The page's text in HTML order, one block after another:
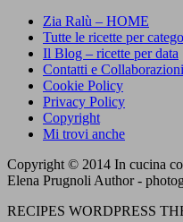
Zia Ralù – HOME
Tutte le ricette per
Il Blog – ricette per data
Contatti e Collaborazioni
Cookie Policy
Privacy Policy
Copyright
Mi trovi anche
Copyright © 2014 In cucina
Elena Prugnoli Author -
RECIPES WORDPRESS